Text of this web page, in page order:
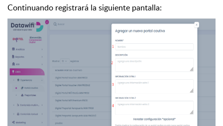
Continuando registrará la siguiente pantalla: